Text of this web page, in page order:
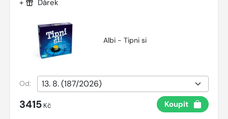
+ Dárek
Albi - Tipni si
Od:
3415 Kč Koupit